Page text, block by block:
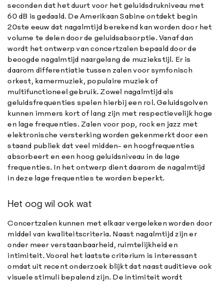
seconden dat het duurt voor het geluidsdrukniveau met
60 dB is gedaald. De Amerikaan Sabine ontdekt begin
20ste eeuw dat nagalmtijd berekend kan worden door het
volume te delen door de geluidsabsorptie. Vanaf dan
wordt het ontwerp van concertzalen bepaald door de
beoogde nagalmtijd naargelang de muziekstijl. Er is
daarom differentiatie tussen zalen voor symfonisch
orkest, kamermuziek, populaire muziek of
multifunctioneel gebruik. Zowel nagalmtijd als
geluidsfrequenties spelen hierbij een rol. Geluidsgolven
kunnen immers kort of lang zijn met respectievelijk hoge
en lage frequenties. Zalen voor pop, rock en jazz met
elektronische versterking worden gekenmerkt door een
staand publiek dat veel midden- en hoogfrequenties
absorbeert en een hoog geluidsniveau in de lage
frequenties. In het ontwerp dient daarom de nagalmtijd
in deze lage frequenties te worden beperkt.
Het oog wil ook wat
Concertzalen kunnen met elkaar vergeleken worden door
middel van kwaliteitscriteria. Naast nagalmtijd zijn er
onder meer verstaanbaarheid, ruimtelijkheid en
intimiteit. Vooral het laatste criterium is interessant
omdat uit recent onderzoek blijkt dat naast auditieve ook
visuele stimuli bepalend zijn. De intimiteit wordt